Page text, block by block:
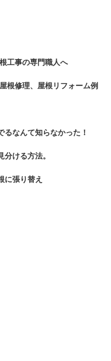
工事の専門職人へ
根修理、屋根リフォーム例
なんて知らなかった！
ける方法。
に張り替え